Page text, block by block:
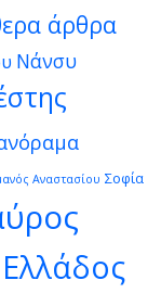
άρθρα
Νάνσυ
Αναστασίου Σοφία